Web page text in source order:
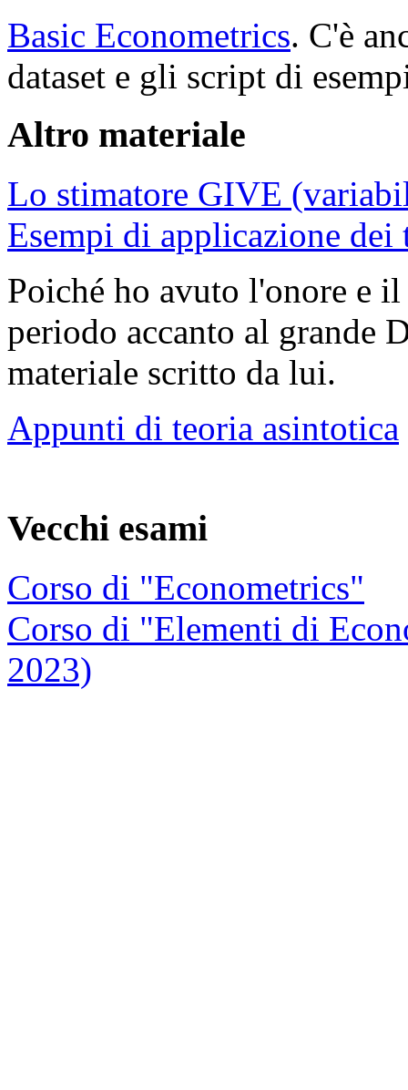
Basic Econometrics. C'è
dataset e gli script di
Altro materiale
Lo stimatore GIVE
Esempi di applicazione dei
Poiché ho avuto l'onore e
periodo accanto al grande
materiale scritto da lui.
Appunti di teoria asintotica
Vecchi esami
Corso di "Econometrics"
Corso di "Elementi di
2023)